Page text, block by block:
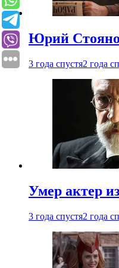
Юрий
3 года спустя2 года
Умер актер
3 года спустя2 года